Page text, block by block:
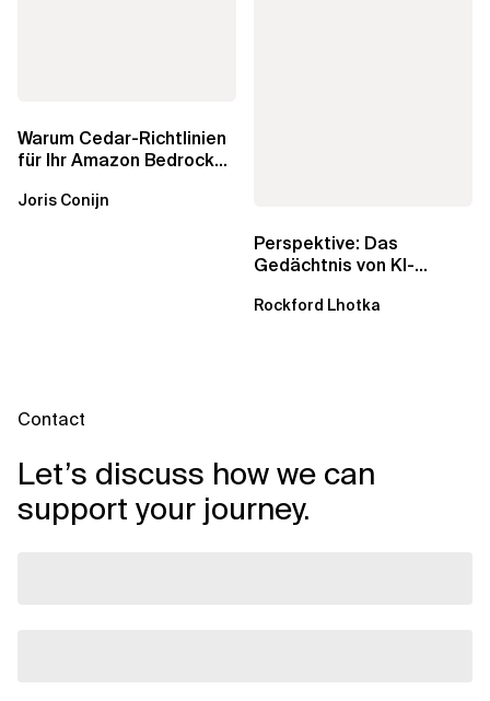
Warum Cedar-Richtlinien
für Ihr Amazon Bedrock
wichtig sind
Joris Conijn
Perspektive: Das
Gedächtnis von KI-
dem...
Rockford Lhotka
Contact
Let’s discuss how we can
support your journey.